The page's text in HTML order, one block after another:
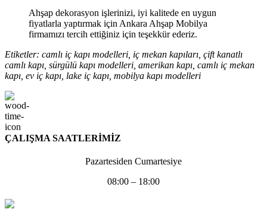
Ahşap dekorasyon işlerinizi, iyi kalitede en uygun
fiyatlarla yaptırmak için Ankara Ahşap Mobilya
firmamızı tercih ettiğiniz için teşekkür ederiz.
Etiketler: camlı iç kapı modelleri, iç mekan kapıları, çift kanatlı
camlı kapı, sürgülü kapı modelleri, amerikan kapı, camlı iç mekan
kapı, ev iç kapı, lake iç kapı, mobilya kapı modelleri
ÇALIŞMA SAATLERİMİZ
Pazartesiden Cumartesiye
08:00 – 18:00